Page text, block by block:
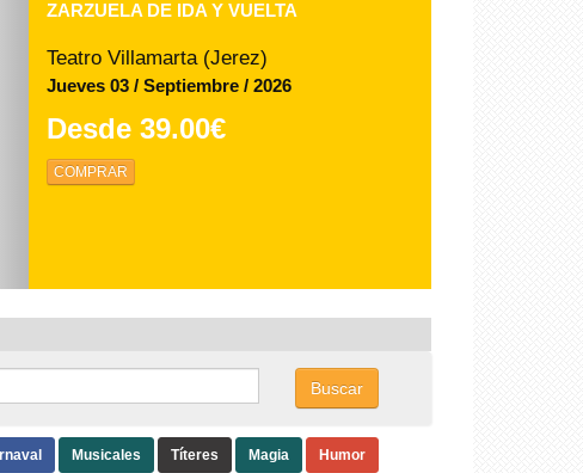
JOSÉ MERCÉ
Bodegas Las Copas (Jerez)
Martes 11 / Agosto / 2026
Desde 38.50€
COMPRAR
Buscar
Musicales Títeres Magia Humor